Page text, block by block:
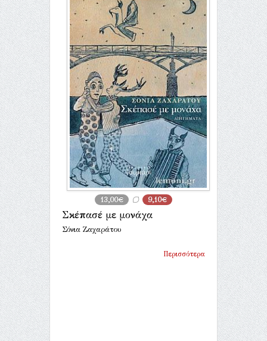
13,00€ 9,10€
Σκέπασέ με μονάχα
Σόνια Ζαχαράτου
Περισσότερα